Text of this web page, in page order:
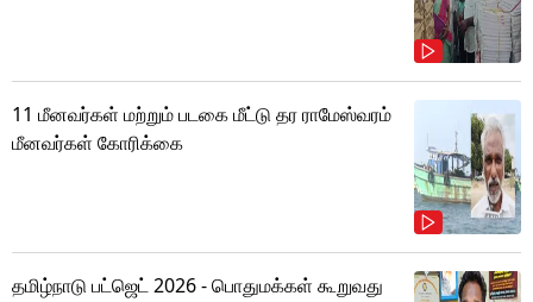
11 மீனவர்கள் மற்றும் படகை மீட்டு தர ராமேஸ்வரம்
மீனவர்கள் கோரிக்கை
தமிழ்நாடு பட்ஜெட் 2026 - பொதுமக்கள் கூறுவது